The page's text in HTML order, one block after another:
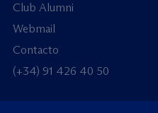
Club Alumni
Webmail
Contacto
(+34) 91 426 40 50